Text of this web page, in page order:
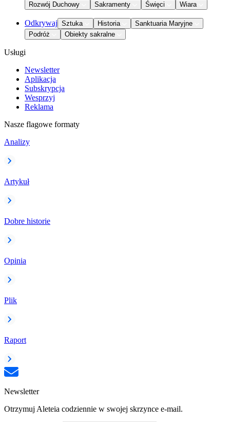
Rozwój Duchowy
Sakramenty Święci Wiara
Odkrywaj Sztuka Historia
Sanktuaria Maryjne
Podróż
Obiekty sakralne
Usługi
Newsletter
Aplikacja
Subskrypcja
Wesprzyj
Reklama
Nasze flagowe formaty
Analizy
Artykuł
Dobre historie
Opinia
Plik
Raport
Newsletter
Otrzymuj Aleteia codziennie w swojej skrzynce e-mail.